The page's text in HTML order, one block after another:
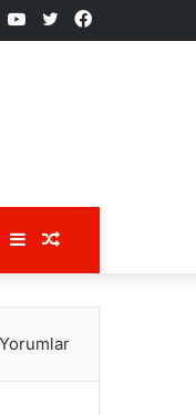
Facebook
X
YouTube
Rastgele
Makale
Kenar
Bölmesi
Yorumlar